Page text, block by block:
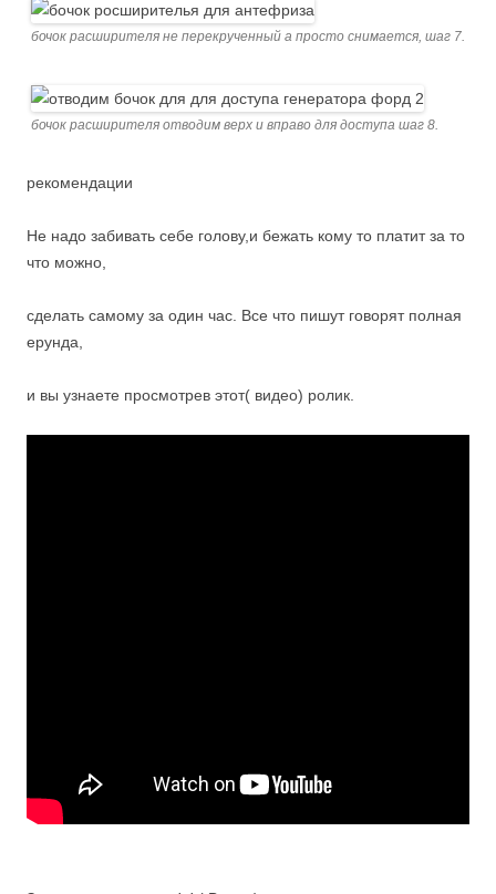
бочок расширителя не перекрученный а просто снимается, шаг 7.
бочок расширителя отводим верх и вправо для доступа шаг 8.
рекомендации
Не надо забивать себе голову,и бежать кому то платит за то
что можно,
сделать самому за один час. Все что пишут говорят полная
ерунда,
и вы узнаете просмотрев этот( видео) ролик.